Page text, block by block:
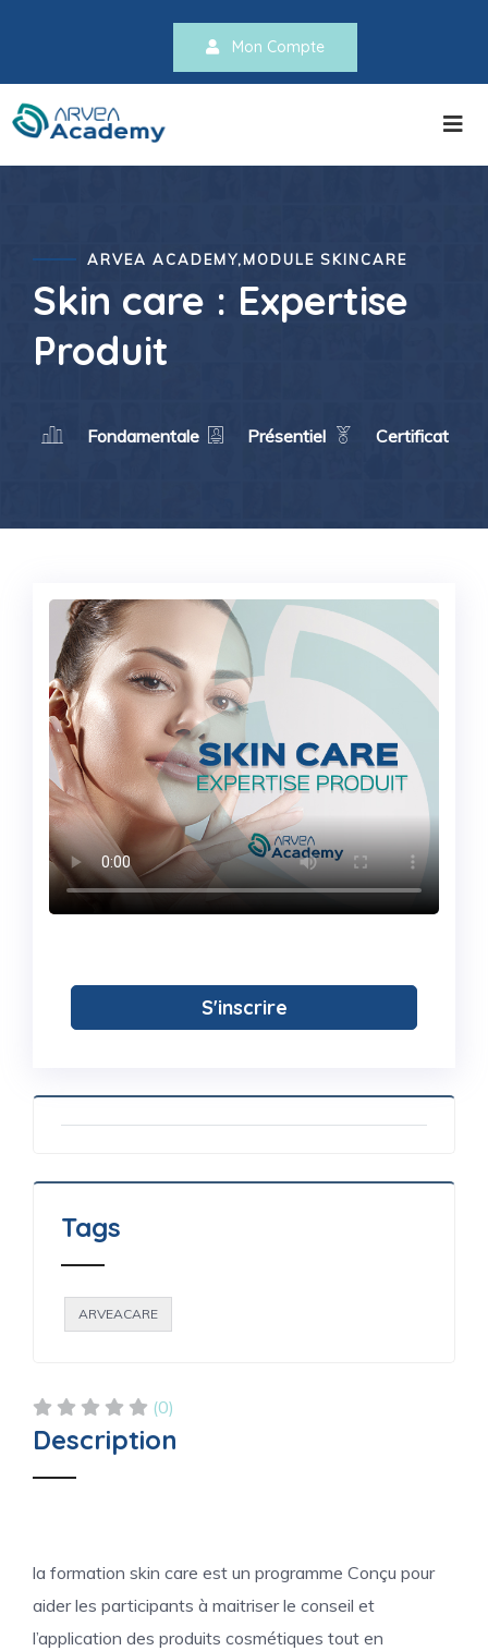
Mon Compte
ARVEA ACADEMY,MODULE SKINCARE
Skin care : Expertise
Produit
Fondamentale Présentiel Certificat
(0)
Description
la formation skin care est un programme Conçu pour
aider les participants à maitriser le conseil et
l’application des produits cosmétiques tout en
S'inscrire
Tags
ARVEACARE